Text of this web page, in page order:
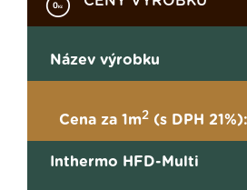
Název výrobku
Cena za 1m2 (s DPH 21%):
Inthermo HFD-Multi